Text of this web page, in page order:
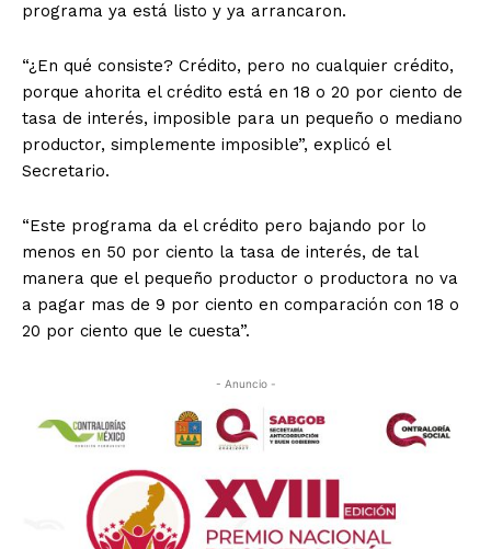
programa ya está listo y ya arrancaron.
“¿En qué consiste? Crédito, pero no cualquier crédito,
porque ahorita el crédito está en 18 o 20 por ciento de
tasa de interés, imposible para un pequeño o mediano
productor, simplemente imposible”, explicó el
Secretario.
“Este programa da el crédito pero bajando por lo
menos en 50 por ciento la tasa de interés, de tal
manera que el pequeño productor o productora no va
a pagar mas de 9 por ciento en comparación con 18 o
20 por ciento que le cuesta”.
- Anuncio -